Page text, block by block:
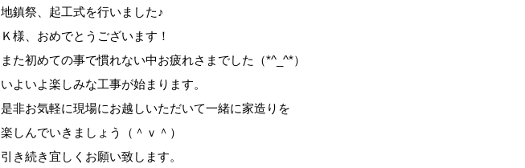
地鎮祭、起工式を行いました♪
Ｋ様、おめでとうございます！
また初めての事で慣れない中お疲れさまでした（*^_^*）
いよいよ楽しみな工事が始まります。
是非お気軽に現場にお越しいただいて一緒に家造りを
楽しんでいきましょう（＾ｖ＾）
引き続き宜しくお願い致します。